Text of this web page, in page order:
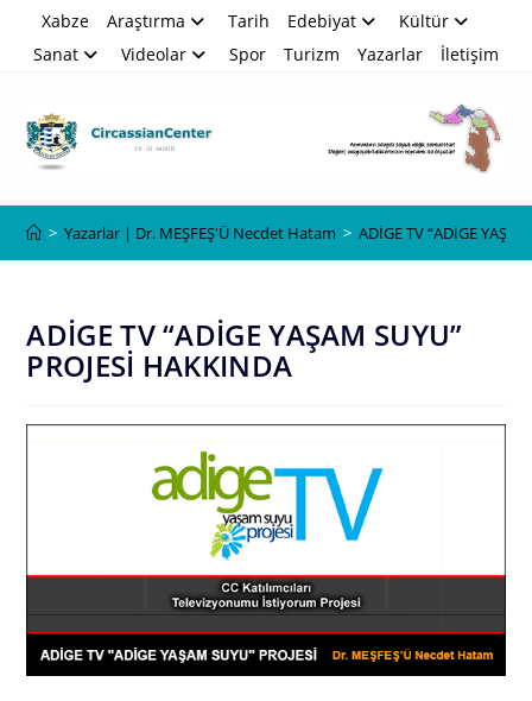
Xabze Araştırma Tarih Edebiyat
Kültür
Sanat
Videolar Spor Turizm Yazarlar İletişim
> Yazarlar | Dr. MEŞFEŞ'Ü Necdet Hatam > ADİGE TV “ADİGE
ADİGE TV “ADİGE YAŞAM SUYU”
PROJESİ HAKKINDA